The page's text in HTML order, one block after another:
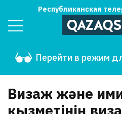
Республиканская
Перейти в режим
Визаж және
қызметінің